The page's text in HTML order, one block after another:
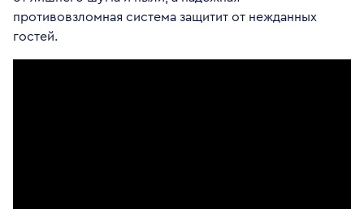
противовзломная система защитит от нежданных
гостей.